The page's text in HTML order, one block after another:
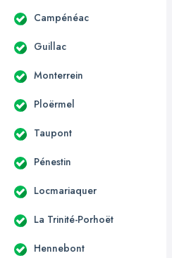
Campénéac
Guillac
Monterrein
Ploërmel
Taupont
Pénestin
Locmariaquer
La Trinité-Porhoët
Hennebont